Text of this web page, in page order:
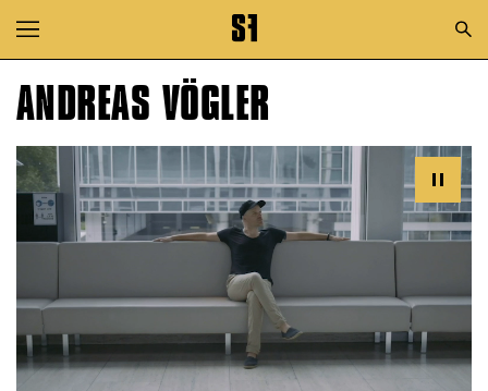
Zur Hauptnavigation springen
Zum Hauptinhalt springen
ANDREAS VÖGLER